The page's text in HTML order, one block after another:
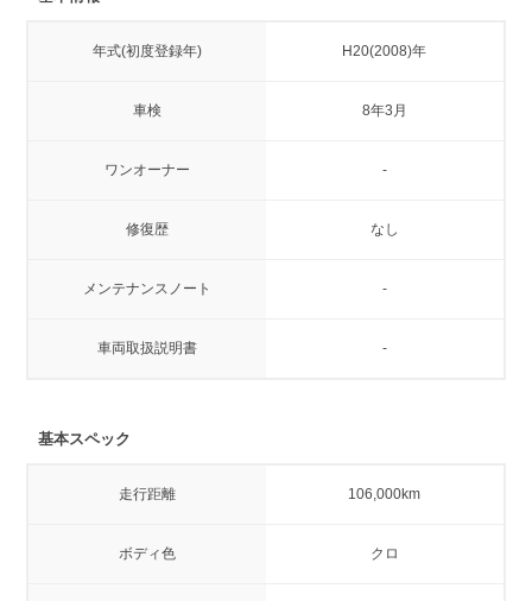
年式(初度登録年) H20(2008)年
車検 8年3月
ワンオーナー -
修復歴 なし
メンテナンスノート -
車両取扱説明書 -
基本スペック
走行距離 106,000km
ボディ色 クロ